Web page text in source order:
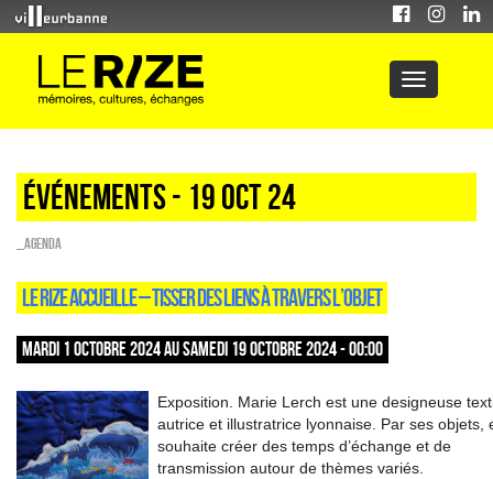
Événements - 19 Oct 24
_Agenda
LE RIZE ACCUEILLE – TISSER DES LIENS À TRAVERS L’OBJET
MARDI 1 OCTOBRE 2024 AU SAMEDI 19 OCTOBRE 2024 - 00:00
Exposition. Marie Lerch est une designeuse
autrice et illustratrice lyonnaise. Par ses objets,
souhaite créer des temps d’échange et de
transmission autour de thèmes variés.